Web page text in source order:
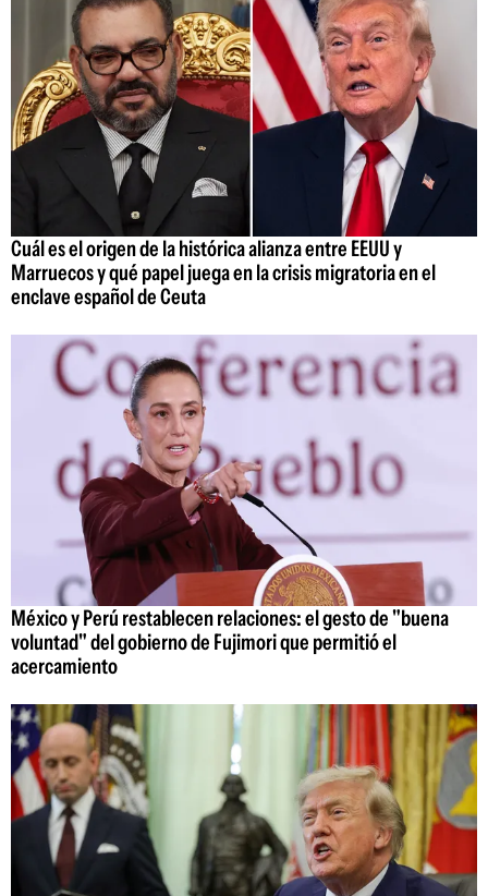
Cuál es el origen de la histórica alianza entre EEUU y
Marruecos y qué papel juega en la crisis migratoria en el
enclave español de Ceuta
México y Perú restablecen relaciones: el gesto de "buena
voluntad" del gobierno de Fujimori que permitió el
acercamiento